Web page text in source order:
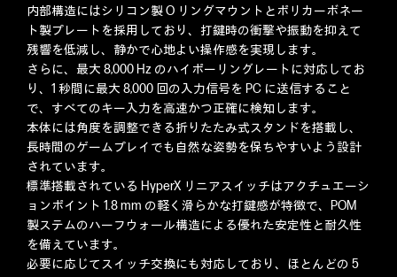
内部構造にはシリコン製 O リングマウントとポリカーボネー
ト製プレートを採用しており、打鍵時の衝撃や振動を抑えて
残響を低減し、静かで心地よい操作感を実現します。
さらに、最大 8,000 Hz のハイポーリングレートに対応してお
り、1 秒間に最大 8,000 回の入力信号を PC に送信すること
で、すべてのキー入力を高速かつ正確に検知します。
本体には角度を調整できる折りたたみ式スタンドを搭載し、
長時間のゲームプレイでも自然な姿勢を保ちやすいよう設計
されています。
標準搭載されている HyperX リニアスイッチはアクチュエーシ
ョンポイント 1.8 mm の軽く滑らかな打鍵感が特徴で、POM
製ステムのハーフウォール構造による優れた安定性と耐久性
を備えています。
必要に応じてスイッチ交換にも対応しており、ほとんどの 5